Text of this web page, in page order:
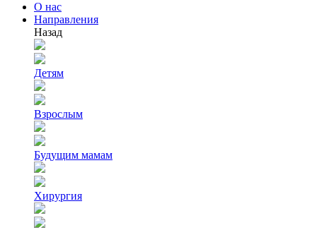
О нас
Направления
Назад
Детям
Взрослым
Будущим мамам
Хирургия